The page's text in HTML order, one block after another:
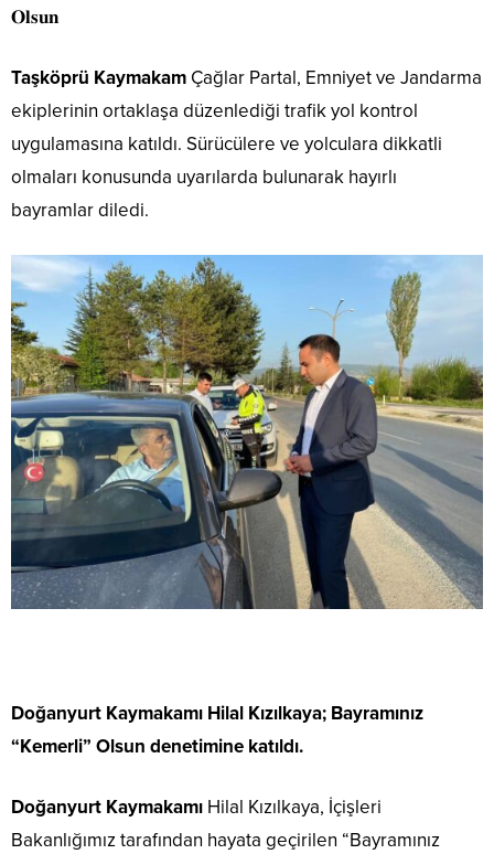
𝐎𝐥𝐬𝐮𝐧
Taşköprü Kaymakam Çağlar Partal, Emniyet ve Jandarma
ekiplerinin ortaklaşa düzenlediği trafik yol kontrol
uygulamasına katıldı. Sürücülere ve yolculara dikkatli
olmaları konusunda uyarılarda bulunarak hayırlı
bayramlar diledi.
Doğanyurt Kaymakamı Hilal Kızılkaya; Bayramınız
“Kemerli” Olsun denetimine katıldı.
Doğanyurt Kaymakamı Hilal Kızılkaya, İçişleri
Bakanlığımız tarafından hayata geçirilen “Bayramınız